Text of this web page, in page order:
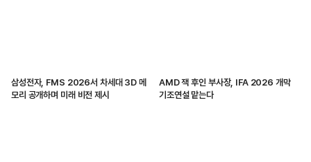
삼성전자, FMS 2026서 차세대 3D 메
모리 공개하며 미래 비전 제시
AMD 잭 후인 부사장, IFA 2026 개막
기조연설 맡는다